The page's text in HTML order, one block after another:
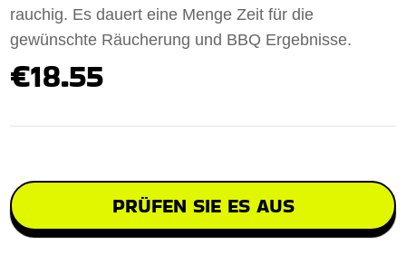
rauchig. Es dauert eine Menge Zeit für die
gewünschte Räucherung und BBQ Ergebnisse.
€18.55
PRÜFEN SIE ES AUS